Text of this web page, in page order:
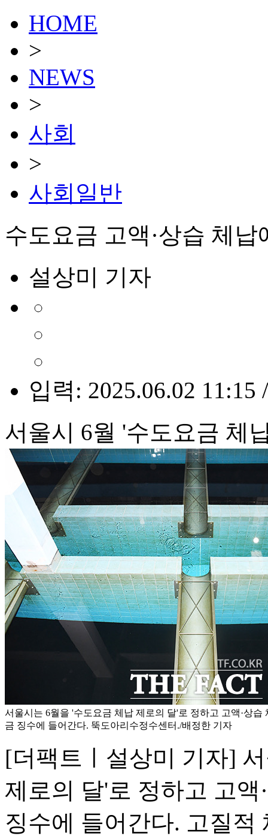
HOME
>
NEWS
>
사회
>
사회일반
수도요금 고액·상습 체
설상미 기자
입력: 2025.06.02 11:15
서울시 6월 '수도요금 체
서울시는 6월을 '수도요금 체납 제로의 달'로 정하고 고액·상습
금 징수에 들어간다. 뚝도아리수정수센터./배정한 기자
[더팩트ㅣ설상미 기자]
제로의 달'로 정하고 고
징수에 들어간다. 고질적